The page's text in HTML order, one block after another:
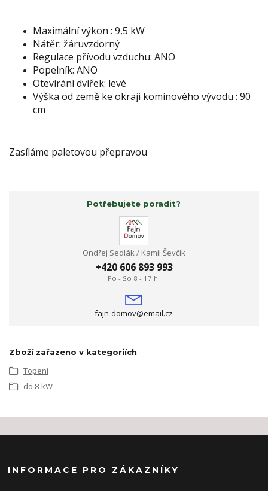
Maximální výkon : 9,5 kW
Nátěr: žáruvzdorný
Regulace přívodu vzduchu: ANO
Popelník: ANO
Otevírání dvířek: levé
Výška od země ke okraji komínového vývodu : 90
cm
Zasíláme paletovou přepravou
Potřebujete poradit?
Ondřej Sedlák / Kamil Ševčík
+420 606 893 993
Po - So 8 - 17 h.
fajn-domov@email.cz
Zboží zařazeno v kategoriích
Topení
do 8 kW
INFORMACE PRO ZÁKAZNÍKY